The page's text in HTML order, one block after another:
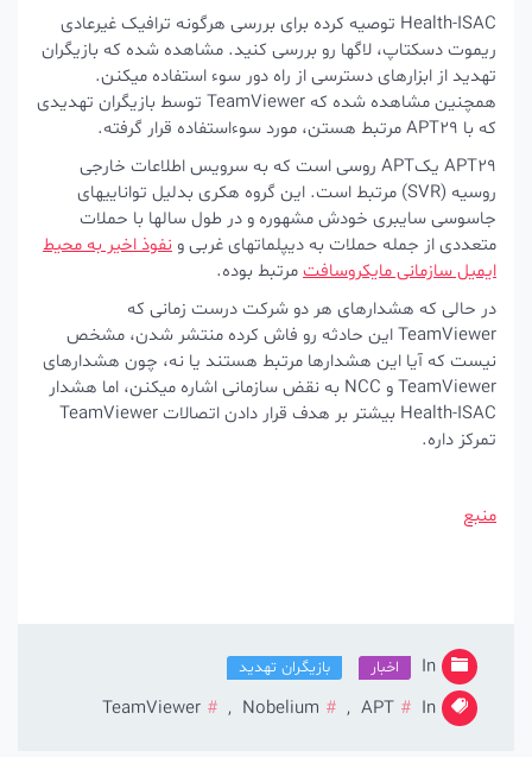
Health-ISAC توصیه کرده برای بررسی هرگونه ترافیک غیرعادی
ریموت دسکتاپ، لاگها رو بررسی کنید. مشاهده شده که بازیگران
تهدید از ابزارهای دسترسی از راه دور سوء استفاده میکنن.
همچنین مشاهده شده که TeamViewer توسط بازیگران تهدیدی
که با APT29 مرتبط هستن، مورد سوءاستفاده قرار گرفته.
APT29 یکAPT روسی است که به سرویس اطلاعات خارجی
روسیه (SVR) مرتبط است. این گروه هکری بدلیل تواناییهای
جاسوسی سایبری خودش مشهوره و در طول سالها با حملات
متعددی از جمله حملات به دیپلماتهای غربی ونفوذ اخیر به محیط
ایمیل سازمانی مایکروسافتمرتبط بوده.
در حالی که هشدارهای هر دو شرکت درست زمانی که
TeamViewer این حادثه رو فاش کرده منتشر شدن، مشخص
نیست که آیا این هشدارها مرتبط هستند یا نه، چون هشدارهای
TeamViewer و NCC به نقض سازمانی اشاره میکنن، اما هشدار
Health-ISAC بیشتر بر هدف قرار دادن اتصالات TeamViewer
تمرکز داره.
In اخبار بازیگران تهدید
In
APT
,
Nobelium
,
TeamViewer